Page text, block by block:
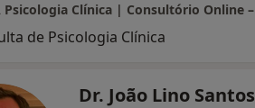
de Psicologia Clínica
Dr. João Lino Santos